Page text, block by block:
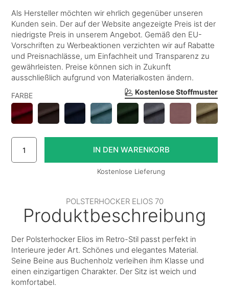
Als Hersteller möchten wir ehrlich gegenüber unseren
Kunden sein. Der auf der Website angezeigte Preis ist der
niedrigste Preis in unserem Angebot. Gemäß den EU-
Vorschriften zu Werbeaktionen verzichten wir auf Rabatte
und Preisnachlässe, um Einfachheit und Transparenz zu
gewährleisten. Preise können sich in Zukunft
ausschließlich aufgrund von Materialkosten ändern.
Kostenlose Stoffmuster
FARBE
Kostenlose Lieferung
POLSTERHOCKER ELIOS 70
Produktbeschreibung
Der Polsterhocker Elios im Retro-Stil passt perfekt in
Interieure jeder Art. Schönes und elegantes Material.
Seine Beine aus Buchenholz verleihen ihm Klasse und
einen einzigartigen Charakter. Der Sitz ist weich und
komfortabel.